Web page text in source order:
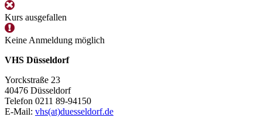
Kurs ausgefallen
Keine Anmeldung möglich
VHS Düsseldorf
Yorckstraße 23
40476 Düsseldorf
Telefon 0211 89-94150
E-Mail: vhs(at)duesseldorf.de